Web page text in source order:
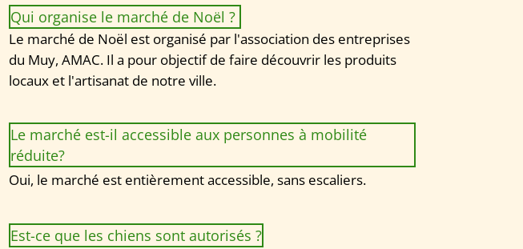
Qui organise le marché de Noël ?
Le marché de Noël est organisé par l'association des entreprises
du Muy, AMAC. Il a pour objectif de faire découvrir les produits
locaux et l'artisanat de notre ville.
Le marché est-il accessible aux personnes à mobilité
réduite?
Oui, le marché est entièrement accessible, sans escaliers.
Est-ce que les chiens sont autorisés ?